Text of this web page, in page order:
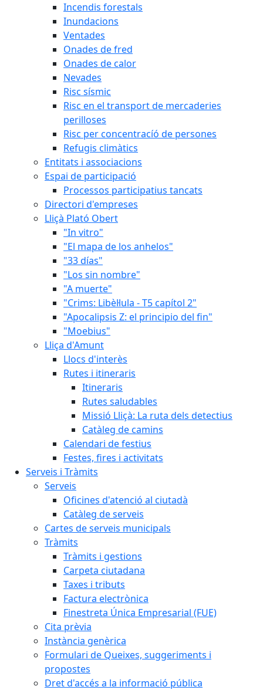
Incendis forestals
Inundacions
Ventades
Onades de fred
Onades de calor
Nevades
Risc sísmic
Risc en el transport de mercaderies
perilloses
Risc per concentracíó de persones
Refugis climàtics
Entitats i associacions
Espai de participació
Processos participatius tancats
Directori d'empreses
Lliçà Plató Obert
"In vitro"
"El mapa de los anhelos"
"33 días"
"Los sin nombre"
"A muerte"
"Crims: Libèl·lula - T5 capítol 2"
"Apocalipsis Z: el principio del fin"
"Moebius"
Lliça d'Amunt
Llocs d'interès
Rutes i itineraris
Itineraris
Rutes saludables
Missió Lliçà: La ruta dels detectius
Catàleg de camins
Calendari de festius
Festes, fires i activitats
Serveis i Tràmits
Serveis
Oficines d'atenció al ciutadà
Catàleg de serveis
Cartes de serveis municipals
Tràmits
Tràmits i gestions
Carpeta ciutadana
Taxes i tributs
Factura electrònica
Finestreta Única Empresarial (FUE)
Cita prèvia
Instància genèrica
Formulari de Queixes, suggeriments i
propostes
Dret d'accés a la informació pública